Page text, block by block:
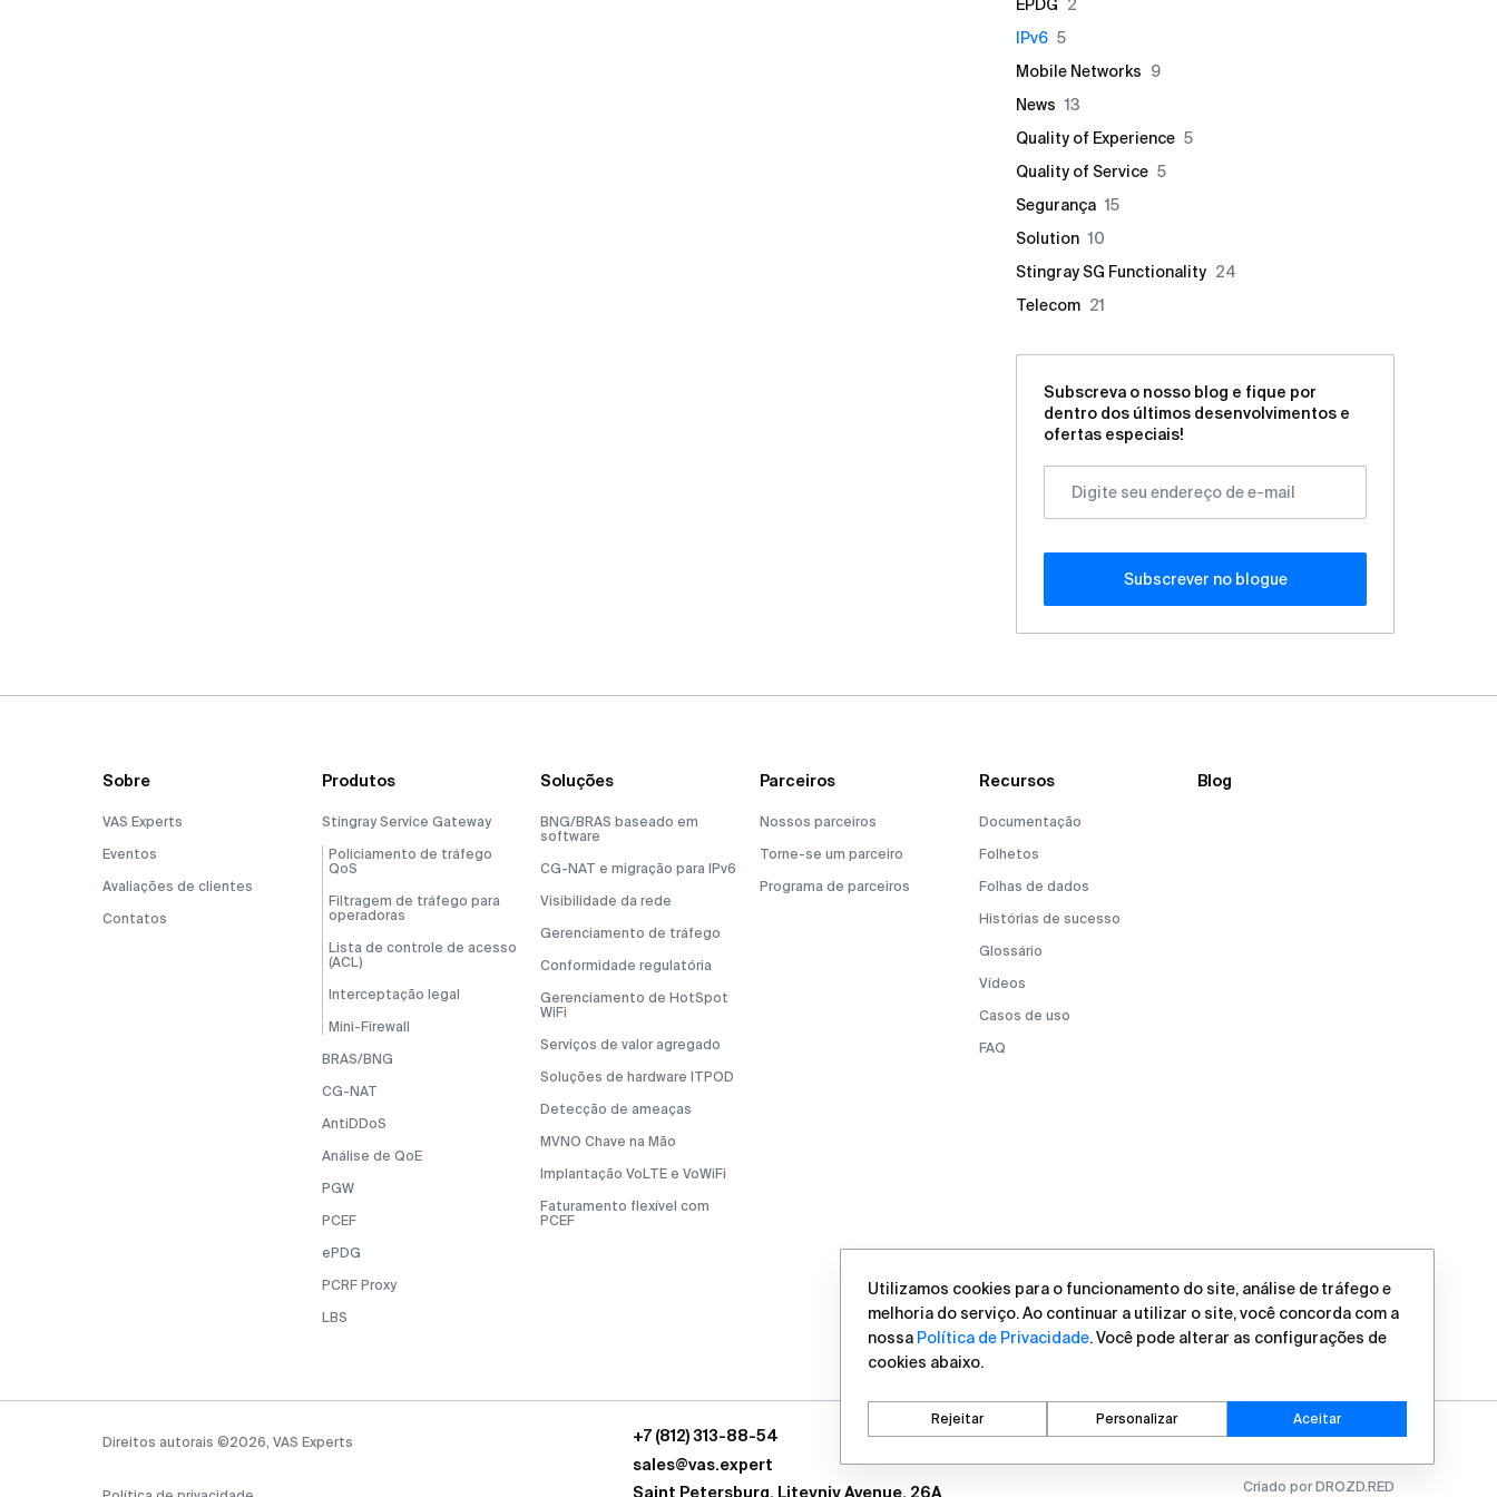
EPDG
2
IPv6 5
Mobile Networks
9
News 13
Quality of Experience 5
Quality of Service 5
Segurança 15
Solution 10
Stingray SG Functionality 24
Telecom 21
Subscreva o nosso blog e fique por
dentro dos últimos desenvolvimentos e
ofertas especiais!
Subscrever no blogue
Sobre
VAS Experts
Eventos
Avaliações de clientes
Contatos
Produtos
Stingray Service Gateway
Policiamento de tráfego
QoS
Filtragem de tráfego para
operadoras
Lista de controle de acesso
(ACL)
Interceptação legal
Mini-Firewall
BRAS/BNG
CG-NAT
AntiDDoS
Análise de QoE
PGW
PCEF
ePDG
PCRF Proxy
LBS
Soluções
BNG/BRAS baseado em
software
CG-NAT e migração para IPv6
Visibilidade da rede
Gerenciamento de tráfego
Conformidade regulatória
Gerenciamento de HotSpot
WiFi
Serviços de valor agregado
Soluções de hardware ITPOD
Detecção de ameaças
MVNO Chave na Mão
Implantação VoLTE e VoWiFi
Faturamento flexível com
PCEF
Parceiros
Nossos parceiros
Torne-se um parceiro
Programa de parceiros
Recursos
Documentação
Folhetos
Folhas de dados
Histórias de sucesso
Glossário
Vídeos
Casos de uso
FAQ
Blog
Direitos autorais ©2026, VAS Experts
+7 (812) 313-88-54
sales@vas.expert
Saint Petersburg, Liteyniy Avenue, 26A
Criado por DROZD.RED
Utilizamos cookies para o funcionamento do site, análise de tráfego e
melhoria do serviço. Ao continuar a utilizar o site, você concorda com a
nossa Política de Privacidade. Você pode alterar as configurações de
cookies abaixo.
Rejeitar Personalizar Aceitar